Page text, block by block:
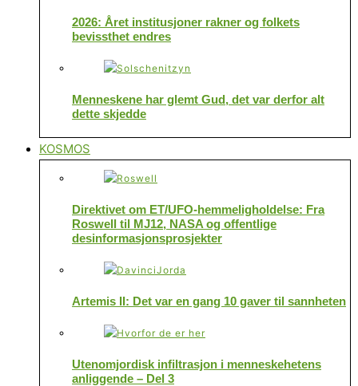
2026: Året institusjoner rakner og folkets
bevissthet endres
Menneskene har glemt Gud, det var derfor alt
dette skjedde
KOSMOS
Direktivet om ET/UFO-hemmeligholdelse: Fra
Roswell til MJ12, NASA og offentlige
desinformasjonsprosjekter
Artemis II: Det var en gang 10 gaver til sannheten
Utenomjordisk infiltrasjon i menneskehetens
anliggende – Del 3